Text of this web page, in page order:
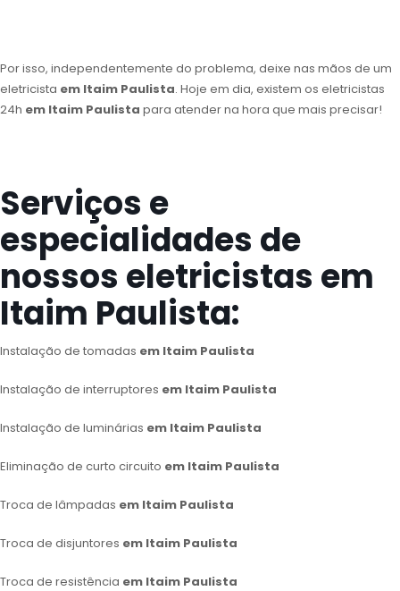
Por isso, independentemente do problema, deixe nas mãos de um
eletricista em Itaim Paulista. Hoje em dia, existem os eletricistas
24h em Itaim Paulista para atender na hora que mais precisar!
Serviços e
especialidades de
nossos eletricistas em
Itaim Paulista:
Instalação de tomadas em Itaim Paulista
Instalação de interruptores em Itaim Paulista
Instalação de luminárias em Itaim Paulista
Eliminação de curto circuito em Itaim Paulista
Troca de lâmpadas em Itaim Paulista
Troca de disjuntores em Itaim Paulista
Troca de resistência em Itaim Paulista